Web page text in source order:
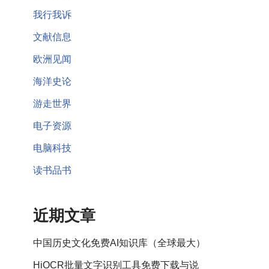
我行我诉
文献信息
欧洲见闻
海洋史论
游走世界
电子资源
电脑科技
读书品书
近期文章
中国历史文化免费AI知识库（全球最大）
HiOCR批量文字识别工具免费下载与说